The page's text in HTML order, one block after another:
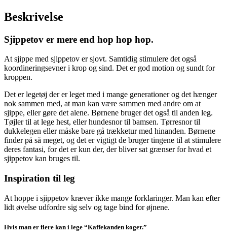
antal
Beskrivelse
Sjippetov er mere end hop hop hop.
At sjippe med sjippetov er sjovt. Samtidig stimulere det også
koordineringsevner i krop og sind. Det er god motion og sundt for
kroppen.
Det er legetøj der er leget med i mange generationer og det hænger
nok sammen med, at man kan være sammen med andre om at
sjippe, eller gøre det alene. Børnene bruger det også til anden leg.
Tøjler til at lege hest, eller hundesnor til bamsen. Tørresnor til
dukkelegen eller måske bare gå trækketur med hinanden. Børnene
finder på så meget, og det er vigtigt de bruger tingene til at stimulere
deres fantasi, for det er kun der, der bliver sat grænser for hvad et
sjippetov kan bruges til.
Inspiration til leg
At hoppe i sjippetov kræver ikke mange forklaringer. Man kan efter
lidt øvelse udfordre sig selv og tage bind for øjnene.
Hvis man er flere kan i lege “Kaffekanden koger.”